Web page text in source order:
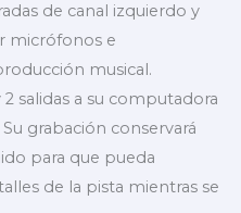
de canal izquierdo y
micrófonos e
musical.
salidas a su computadora
grabación conservará
para que pueda
de la pista mientras se